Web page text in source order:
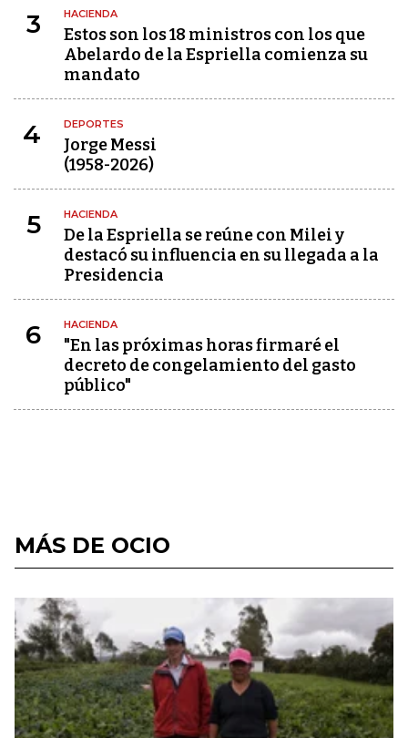
3 HACIENDA
Estos son los 18 ministros con los que
Abelardo de la Espriella comienza su
mandato
4 DEPORTES
Jorge Messi
(1958-2026)
5 HACIENDA
De la Espriella se reúne con Milei y
destacó su influencia en su llegada a la
Presidencia
6 HACIENDA
"En las próximas horas firmaré el
decreto de congelamiento del gasto
público"
MÁS DE OCIO